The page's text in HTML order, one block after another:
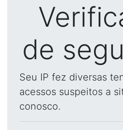
de
Seu IP fez diversas
acessos suspeitos a
conosco.